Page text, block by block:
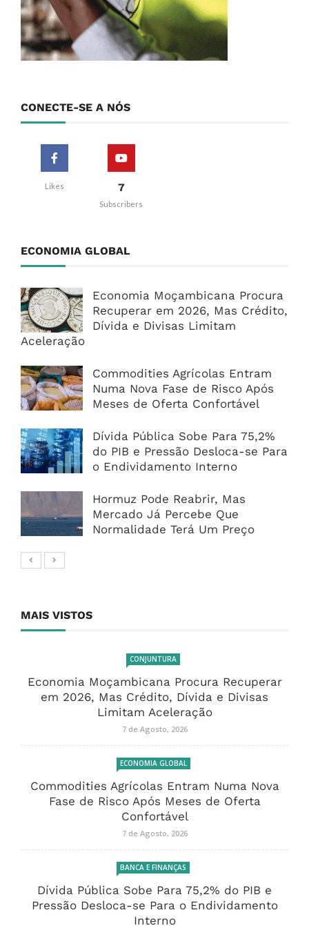
CONECTE-SE A NÓS
Likes 7
Subscribers
ECONOMIA GLOBAL
Economia Moçambicana Procura
Recuperar em 2026, Mas Crédito,
Dívida e Divisas Limitam
Aceleração
Commodities Agrícolas Entram
Numa Nova Fase de Risco Após
Meses de Oferta Confortável
Dívida Pública Sobe Para 75,2%
do PIB e Pressão Desloca-se Para
o Endividamento Interno
Hormuz Pode Reabrir, Mas
Mercado Já Percebe Que
Normalidade Terá Um Preço
MAIS VISTOS
CONJUNTURA
Economia Moçambicana Procura Recuperar
em 2026, Mas Crédito, Dívida e Divisas
Limitam Aceleração
7 de Agosto, 2026
ECONOMIA GLOBAL
Commodities Agrícolas Entram Numa Nova
Fase de Risco Após Meses de Oferta
Confortável
7 de Agosto, 2026
BANCA E FINANÇAS
Dívida Pública Sobe Para 75,2% do PIB e
Pressão Desloca-se Para o Endividamento
Interno